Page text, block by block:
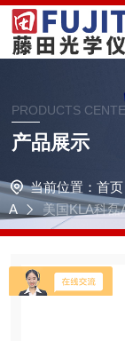
PRODUCTS
产品展示
当前位置： 首页
A
美国KLA科